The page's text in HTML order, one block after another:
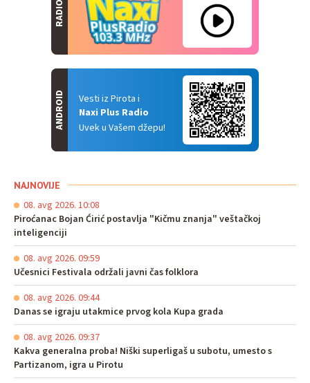
RADIO
Vesti iz Pirota i
Naxi Plus Radio
Uvek u Vašem džepu!
ANDROID
NAJNOVIJE
08. avg 2026. 10:08
Piroćanac Bojan Ćirić postavlja "Kičmu znanja" veštačkoj
inteligenciji
08. avg 2026. 09:59
Učesnici Festivala održali javni čas folklora
08. avg 2026. 09:44
Danas se igraju utakmice prvog kola Kupa grada
08. avg 2026. 09:37
Kakva generalna proba! Niški superligaš u subotu, umesto s
Partizanom, igra u Pirotu